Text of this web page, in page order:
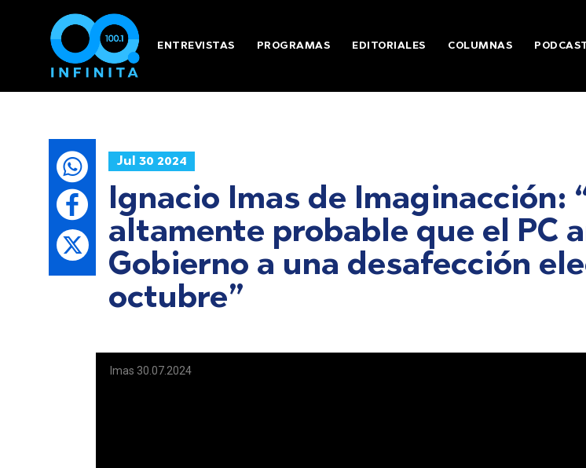
ENTREVISTAS PROGRAMAS EDITORIALES COLUMNAS
Jul 30 2024
Ignacio Imas de Imaginacción:
altamente probable que el PC
Gobierno a una desafección
octubre”